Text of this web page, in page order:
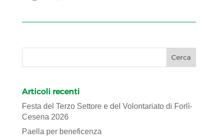
Articoli recenti
Festa del Terzo Settore e del Volontariato di Forlì-
Cesena 2026
Paella per beneficenza